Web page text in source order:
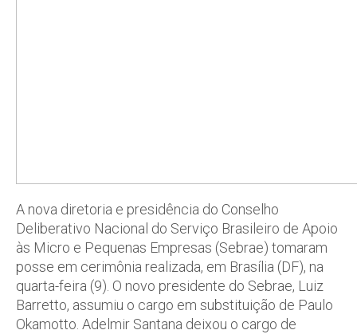
A nova diretoria e presidência do Conselho
Deliberativo Nacional do Serviço Brasileiro de Apoio
às Micro e Pequenas Empresas (Sebrae) tomaram
posse em cerimônia realizada, em Brasília (DF), na
quarta-feira (9). O novo presidente do Sebrae, Luiz
Barretto, assumiu o cargo em substituição de Paulo
Okamotto. Adelmir Santana deixou o cargo de